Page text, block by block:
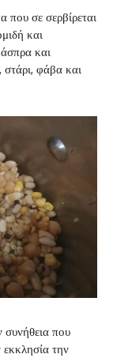
που σε σερβίρεται
και
και
στάρι, φάβα και
συνήθεια που
εκκλησία την